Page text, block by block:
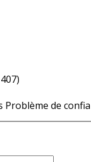
Problème de